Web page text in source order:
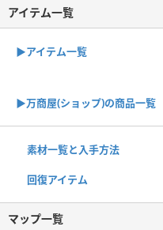
アイテム一覧
▶アイテム一覧
▶︎万商屋(ショップ)の商品一覧
素材一覧と入手方法
回復アイテム
マップ一覧